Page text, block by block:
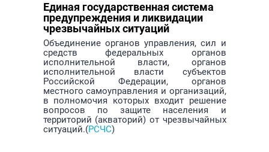
Единая государственная система
предупреждения и ликвидации
чрезвычайных ситуаций
Объединение органов управления, сил и
средств федеральных органов
исполнительной власти, органов
исполнительной власти субъектов
Российской Федерации, органов
местного самоуправления и организаций,
в полномочия которых входит решение
вопросов по защите населения и
территорий (акваторий) от чрезвычайных
ситуаций.(РСЧС)